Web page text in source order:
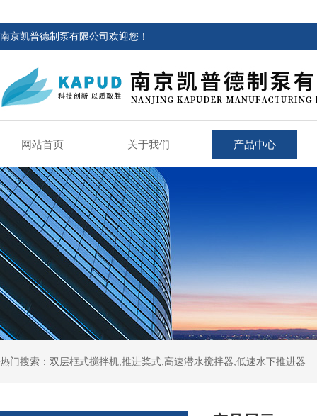
南京凯普德制泵有限公司欢迎您！
网站首页 关于我们 产品中心
热门搜索：双层框式搅拌机,推进桨式,高速潜水搅拌器,低速水下推进器